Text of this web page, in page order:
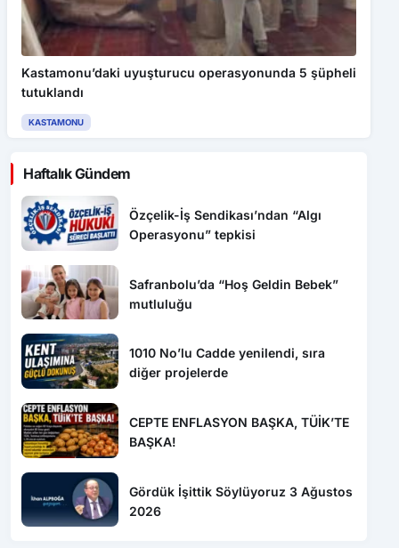
Kastamonu’daki uyuşturucu operasyonunda 5 şüpheli
tutuklandı
KASTAMONU
Haftalık Gündem
Özçelik-İş Sendikası’ndan “Algı
Operasyonu” tepkisi
Safranbolu’da “Hoş Geldin Bebek”
mutluluğu
1010 No’lu Cadde yenilendi, sıra
diğer projelerde
CEPTE ENFLASYON BAŞKA, TÜİK’TE
BAŞKA!
Gördük İşittik Söylüyoruz 3 Ağustos
2026